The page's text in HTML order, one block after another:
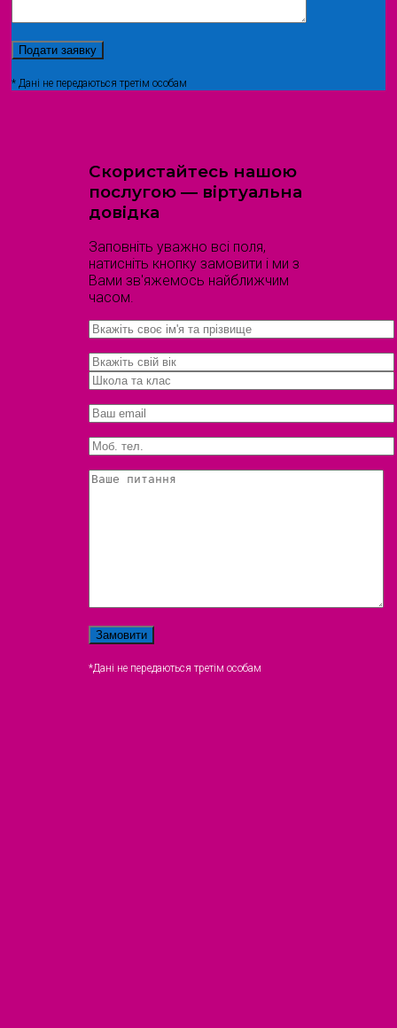
* Дані не передаються третім особам
Скористайтесь нашою
послугою — віртуальна
довідка
Заповніть уважно всі поля,
натисніть кнопку замовити і ми з
Вами зв'яжемось найближчим
часом.
*Дані не передаються третім особам